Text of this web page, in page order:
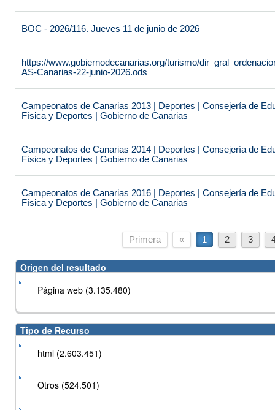
BOC - 2026/116. Jueves 11 de junio de 2026
https://www.gobiernodecanarias.org/turismo/
AS-Canarias-22-junio-2026.ods
Campeonatos de Canarias 2013 | Deportes | Consejería de
Física y Deportes | Gobierno de Canarias
Campeonatos de Canarias 2014 | Deportes | Consejería de
Física y Deportes | Gobierno de Canarias
Campeonatos de Canarias 2016 | Deportes | Consejería de
Física y Deportes | Gobierno de Canarias
Primera « 1 2 3
Origen del resultado
Página web (3.135.480)
Tipo de Recurso
html (2.603.451)
Otros (524.501)